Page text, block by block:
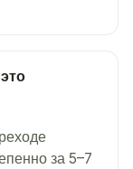
за 5–7